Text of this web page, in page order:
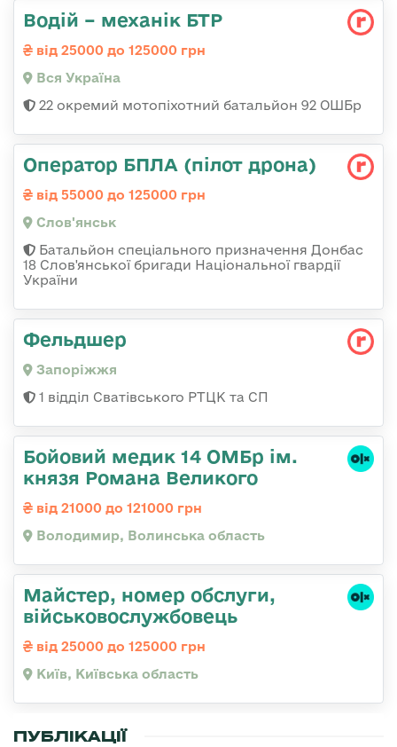
Водій – механік БТР
від 25000 до 125000 грн
Вся Україна
22 окремий мотопіхотний батальйон 92 ОШБр
Оператор БПЛА (пілот дрона)
від 55000 до 125000 грн
Слов'янськ
Батальйон спеціального призначення Донбас
18 Слов'янської бригади Національної гвардії
України
Фельдшер
Запоріжжя
1 відділ Сватівського РТЦК та СП
Бойовий медик 14 ОМБр ім.
князя Романа Великого
від 21000 до 121000 грн
Володимир, Волинська область
Майстер, номер обслуги,
військовослужбовець
від 25000 до 125000 грн
Київ, Київська область
ПУБЛІКАЦІЇ